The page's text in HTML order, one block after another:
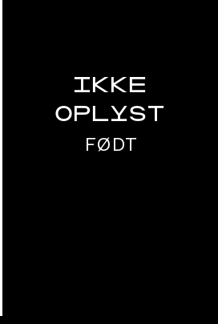
IKKE
OPLYST
FØDT